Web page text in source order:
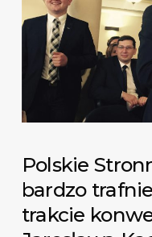
Polskie
bardzo
trakcie